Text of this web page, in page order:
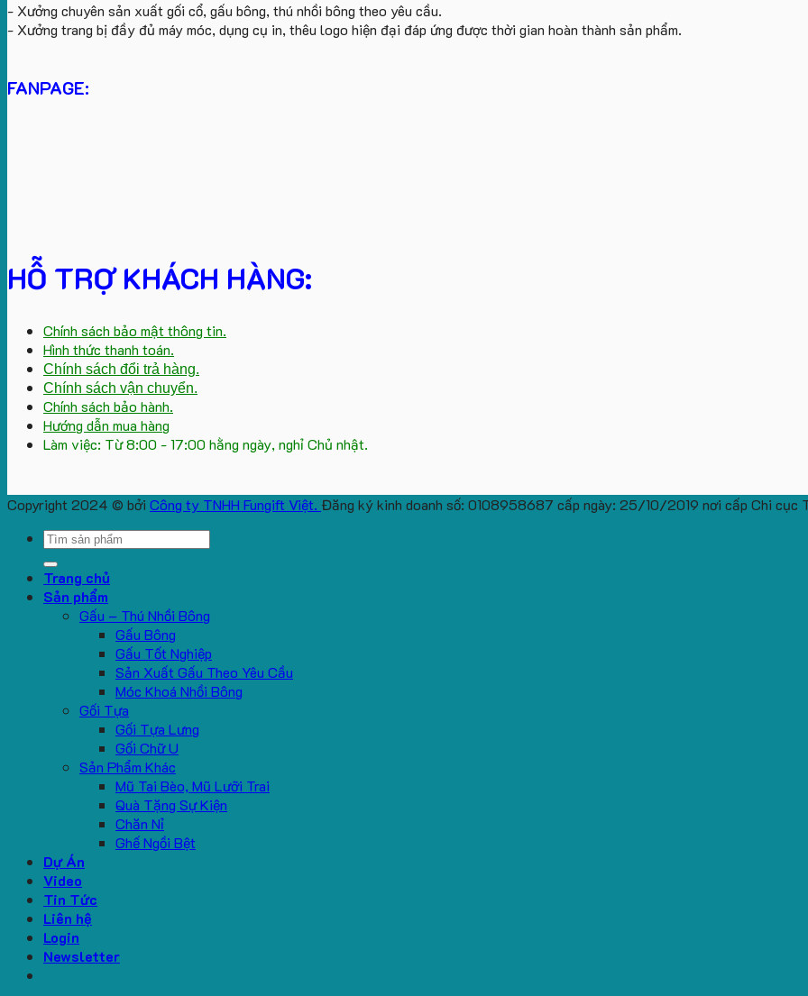
- Xưởng chuyên sản xuất gối cổ, gấu bông, thú nhồi bông theo yêu cầu.
- Xưởng trang bị đầy đủ máy móc, dụng cụ in, thêu logo hiện đại đáp ứng được thời gian hoàn thành sản phẩm.
FANPAGE:
HỖ TRỢ KHÁCH HÀNG:
Chính sách bảo mật thông tin.
Hình thức thanh toán.
Chính sách đổi trả hàng.
Chính sách vận chuyển.
Chính sách bảo hành.
Hướng dẫn mua hàng
Làm việc: Từ 8:00 - 17:00 hằng ngày, nghỉ Chủ nhật.
Copyright 2024 © bởi Công ty TNHH Fungift Việt. Đăng ký kinh doanh số: 0108958687 cấp ngày: 25/10/2019 nơi cấp Chi cục
Search
Trang chủ
Sản phẩm
Gấu – Thú Nhồi Bông
Gấu Bông
Gấu Tốt Nghiệp
Sản Xuất Gấu Theo Yêu Cầu
Móc Khoá Nhồi Bông
Gối Tựa
Gối Tựa Lưng
Gối Chữ U
Sản Phẩm Khác
Mũ Tai Bèo, Mũ Lưỡi Trai
Quà Tặng Sự Kiện
Chăn Nỉ
Ghế Ngồi Bệt
Dự Án
Video
Tin Tức
Liên hệ
Login
Newsletter